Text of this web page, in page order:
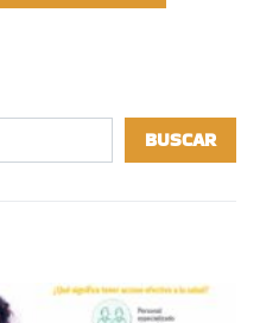
BUSCAR